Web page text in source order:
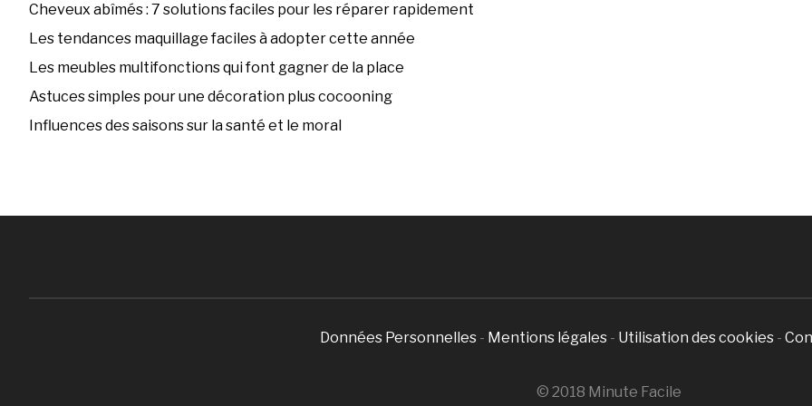
Cheveux abîmés : 7 solutions faciles pour les réparer rapidement
Les tendances maquillage faciles à adopter cette année
Les meubles multifonctions qui font gagner de la place
Astuces simples pour une décoration plus cocooning
Influences des saisons sur la santé et le moral
Données Personnelles - Mentions légales - Utilisation des cookies -
© 2018 Minute Facile